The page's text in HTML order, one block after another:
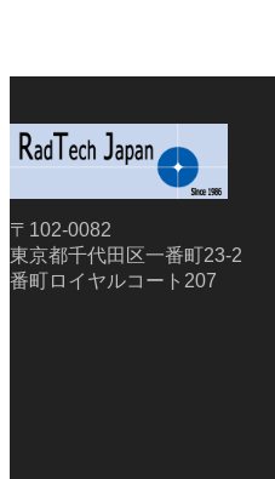
〒102-0082
東京都千代田区一番町23-2
番町ロイヤルコート207